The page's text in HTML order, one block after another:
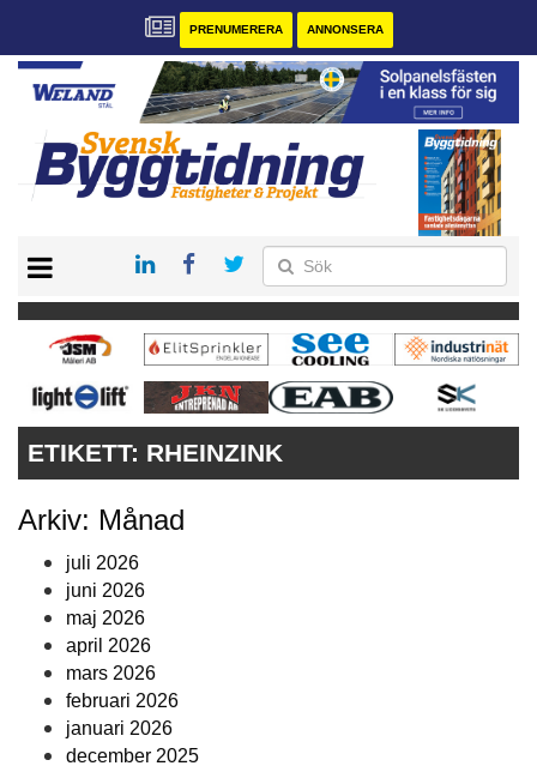
PRENUMERERA ANNONSERA
PRENUMERERA
VÅRA ANDRA MAGASIN
ANNONSERA
ETIKETT: RHEINZINK
Arkiv: Månad
juli 2026
juni 2026
maj 2026
april 2026
mars 2026
februari 2026
januari 2026
december 2025